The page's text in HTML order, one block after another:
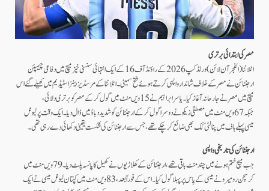
مصر کی ابتدائی برتری
اٹلانٹا( الفجرآن لائن) ورلڈ کپ 2026 کے راؤنڈ آف 16 کے ایک انتہائی سنسنی خیز میچ میں دفاعی چیمپئن
ارجنٹائن نے مصر کے خلاف شاندار واپسی کرتے ہوئے فتح سمیٹی۔ اٹلانٹا کے مرسڈیز بینز اسٹیڈیم میں کھیلے گئے اس
میچ میں مصر نے جارحانہ آغاز کیا۔ یاسر ابراہیم نے 15ویں منٹ میں گول کر کے مصر کو برتری دلائی،
جبکہ 67ویں منٹ میں مصطفیٰ زیکو نے دوسرا گول کر کے ارجنٹائن کو شدید دباؤ میں ڈال دیا۔ ایک وقت پر لیونل
میسی پہلے ہاف میں پنالٹی کک بھی ضائع کر چکے تھے، جس سے ارجنٹائن کی شکست یقینی دکھائی دے رہی تھی۔
ارجنٹائن کی تاریخی واپسی
جب میچ ختم ہونے میں چند منٹ باقی تھے، ارجنٹائن کے کھلاڑیوں نے کھیل کا پانسہ پلٹ دیا۔ 79ویں منٹ میں
کرسچن رومیرو نے میسی کے پاس پر پہلا گول کیا۔ اس کے فوراً بعد، 83ویں منٹ میں کپتان لیونل میسی نے ایک